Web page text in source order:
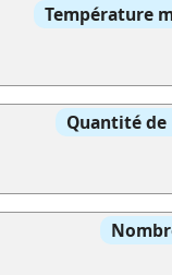
Température
Quantité